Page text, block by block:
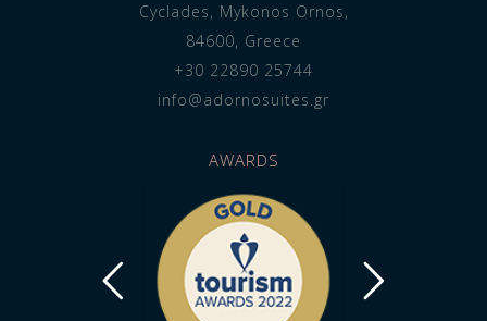
Cyclades, Mykonos Ornos,
84600, Greece
+30 22890 25744
info@adornosuites.gr
AWARDS